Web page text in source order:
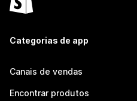
Categorias de app
Canais de vendas
Encontrar produtos